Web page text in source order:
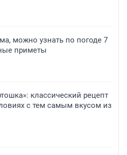
можно узнать по погоде 7
приметы
классический рецепт
с тем самым вкусом из